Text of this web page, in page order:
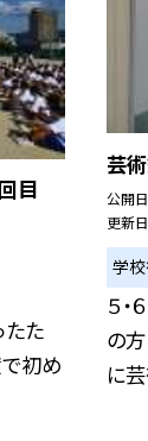
目
た
初め
芸
公開日
更新日
学
５
の
に